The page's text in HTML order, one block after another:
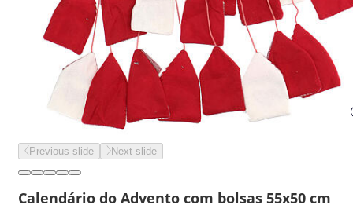
Previous slide Next slide
Calendário do Advento com bolsas 55x50 cm